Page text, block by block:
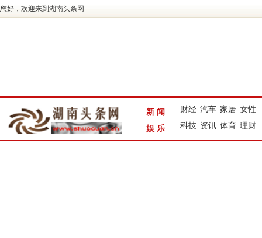
您好，欢迎来到湖南头条网
新闻
娱乐
财经 汽车 家居 女性
科技 资讯 体育 理财